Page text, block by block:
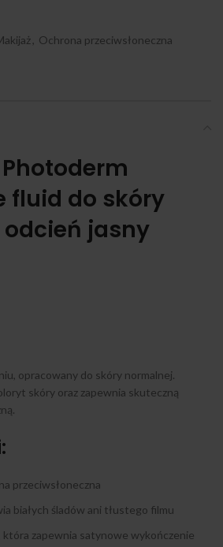
Ochrona przeciwsłoneczna
Photoderm
fluid do skóry
jasny
opracowany do skóry normalnej.
skóry oraz zapewnia skuteczną
przeciwsłoneczna
białych śladów ani tłustego filmu
która zapewnia satynowe wykończenie